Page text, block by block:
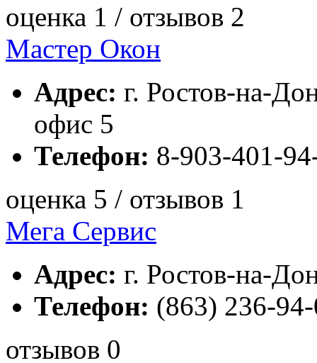
оценка 1 / отзывов 2
Мастер Окон
Адрес: г. Ростов-на-
офис 5
Телефон: 8-903-401-
оценка 5 / отзывов 1
Мега Сервис
Адрес: г. Ростов-на-
Телефон: (863) 236-
отзывов 0